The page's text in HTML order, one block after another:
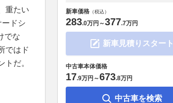
重たい
ドシ
でな
ではド
だ。
新車価格 （税込）
283.0万円 ～377.7万円
新車見積りスタート
中古車本体価格
17.9万円 ～673.8万円
中古車を検索